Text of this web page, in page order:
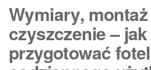
Wymiary,
czyszczenie – jak
przygotować